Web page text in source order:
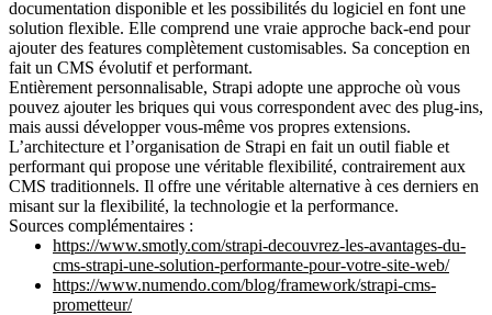
documentation disponible et les possibilités du logiciel en font une
solution flexible. Elle comprend une vraie approche back-end pour
ajouter des features complètement customisables. Sa conception en
fait un CMS évolutif et performant.
Entièrement personnalisable, Strapi adopte une approche où vous
pouvez ajouter les briques qui vous correspondent avec des plug-ins,
mais aussi développer vous-même vos propres extensions.
L’architecture et l’organisation de Strapi en fait un outil fiable et
performant qui propose une véritable flexibilité, contrairement aux
CMS traditionnels. Il offre une véritable alternative à ces derniers en
misant sur la flexibilité, la technologie et la performance.
Sources complémentaires :
https://www.smotly.com/strapi-decouvrez-les-avantages-du-
cms-strapi-une-solution-performante-pour-votre-site-web/
https://www.numendo.com/blog/framework/strapi-cms-
prometteur/